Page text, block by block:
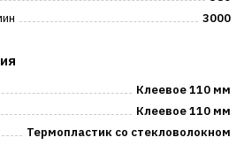
3000
Клеевое 110 мм
Клеевое 110 мм
Термопластик со стекловолокном